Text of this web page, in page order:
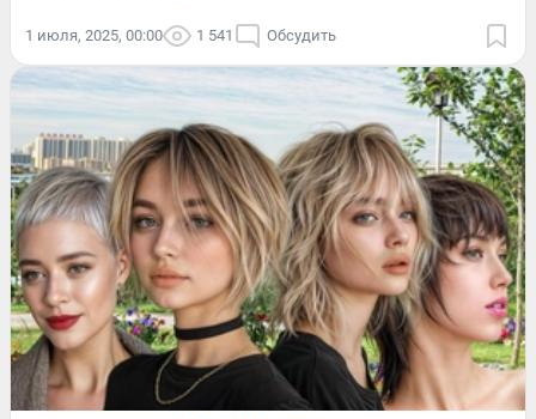
1 июля, 2025, 00:00 1 541 Обсудить